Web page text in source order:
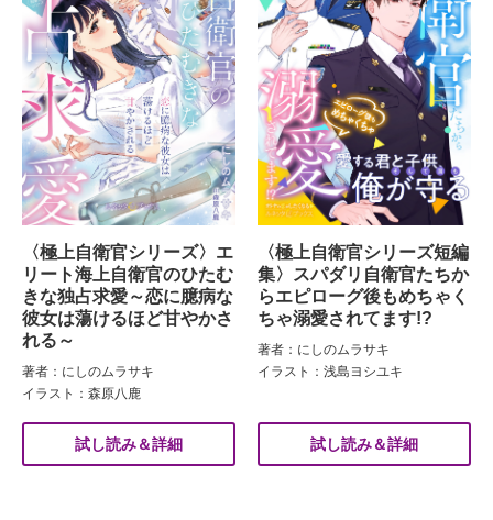
〈極上自衛官シリーズ〉エ
リート海上自衛官のひたむ
きな独占求愛～恋に臆病な
彼女は蕩けるほど甘やかさ
れる～
著者：にしのムラサキ
イラスト：森原八鹿
試し読み＆詳細
〈極上自衛官シリーズ短編
集〉スパダリ自衛官たちか
らエピローグ後もめちゃく
ちゃ溺愛されてます!?
著者：にしのムラサキ
イラスト：浅島ヨシユキ
試し読み＆詳細